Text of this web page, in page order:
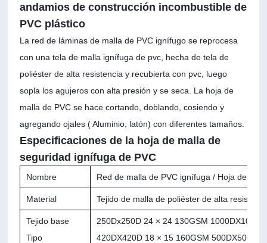
andamios de construcción incombustible de
PVC plástico
La red de láminas de malla de PVC ignífugo se reprocesa
con una tela de malla ignífuga de pvc, hecha de tela de
poliéster de alta resistencia y recubierta con pvc, luego
sopla los agujeros con alta presión y se seca. La hoja de
malla de PVC se hace cortando, doblando, cosiendo y
agregando ojales ( Aluminio, latón) con diferentes tamaños.
Especificaciones de la hoja de malla de
seguridad ignífuga de PVC
Nombre Red de malla de PVC ignífuga / Hoja de
Material Tejido de malla de poliéster de alta
Tejido base
Tipo
250Dx250D 24 × 24 130GSM
420DX420D 18 × 15 160GSM 500DX500D